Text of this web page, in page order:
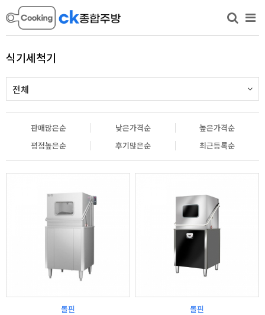
식기세척기
전체
판매많은순 낮은가격순
높은가격순
평점높은순
후기많은순 최근등록순
돌핀
돌핀